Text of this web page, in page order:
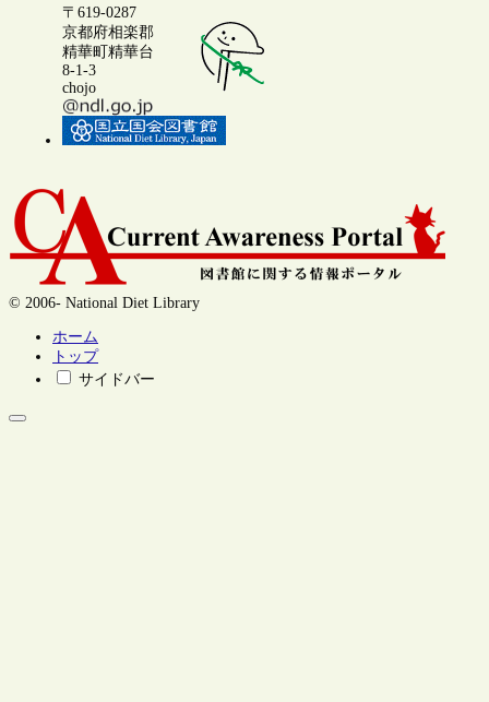
〒619-0287
京都府相楽郡
精華町精華台
8-1-3
chojo
© 2006- National Diet Library
ホーム
トップ
サイドバー